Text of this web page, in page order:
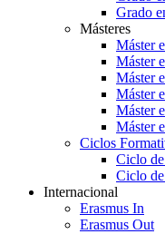
Grado
Másteres
Máster
Máster
Máster
Máster
Máster
Máster
Ciclos
Ciclo
Ciclo
Internacional
Erasmus In
Erasmus Out